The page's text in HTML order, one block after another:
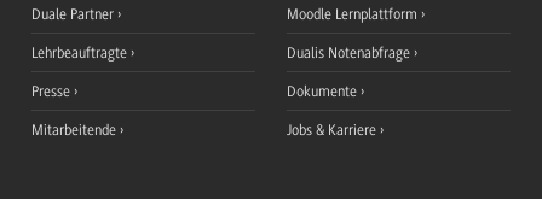
Duale Partner
Lehrbeauftragte
Presse
Mitarbeitende
Moodle Lernplattform
Dualis Notenabfrage
Dokumente
Jobs & Karriere